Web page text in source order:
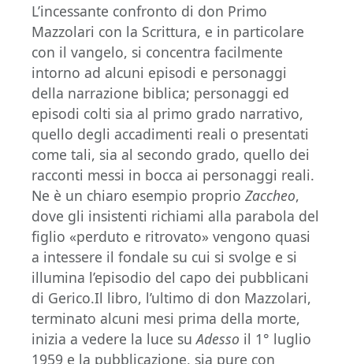
L’incessante confronto di don Primo
Mazzolari con la Scrittura, e in particolare
con il vangelo, si concentra facilmente
intorno ad alcuni episodi e personaggi
della narrazione biblica; personaggi ed
episodi colti sia al primo grado narrativo,
quello degli accadimenti reali o presentati
come tali, sia al secondo grado, quello dei
racconti messi in bocca ai personaggi reali.
Ne è un chiaro esempio proprio Zaccheo,
dove gli insistenti richiami alla parabola del
figlio «perduto e ritrovato» vengono quasi
a intessere il fondale su cui si svolge e si
illumina l’episodio del capo dei pubblicani
di Gerico.Il libro, l’ultimo di don Mazzolari,
terminato alcuni mesi prima della morte,
inizia a vedere la luce suAdesso il 1° luglio
1959 e la pubblicazione, sia pure con